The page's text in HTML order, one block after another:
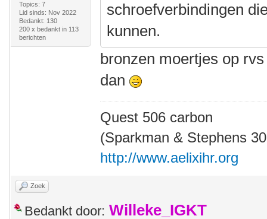
Topics: 7
Lid sinds: Nov 2022
Bedankt: 130
200 x bedankt in 113
berichten
schroefverbindingen
kunnen.
bronzen moertjes op
dan
Quest 506 carbon
(Sparkman & Stephens
http://www.aelixihr.org
Zoek
Bedankt door: Willeke_IGKT